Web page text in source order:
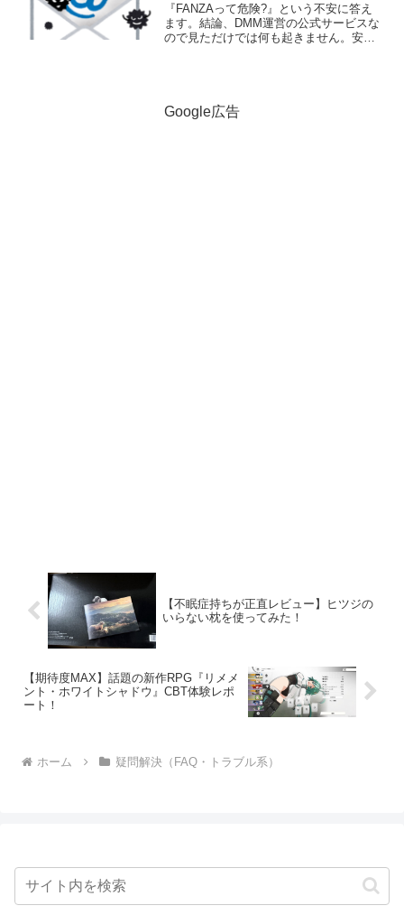
『FANZAって危険?』という不安に答え
ます。結論、DMM運営の公式サービスな
ので見ただけでは何も起きません。安全
Google広告
【不眠症持ちが正直レビュー】ヒツジの
いらない枕を使ってみた！
【期待度MAX】話題の新作RPG『リメメ
ント・ホワイトシャドウ』CBT体験レポ
ート！
ホーム 疑問解決（FAQ・トラブル系）